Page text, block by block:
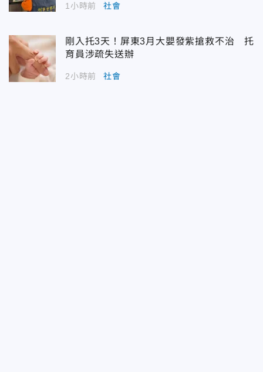
1小時前 社會
剛入托3天！屏東3月大嬰發紫搶救不治 托
育員涉疏失送辦
2小時前 社會